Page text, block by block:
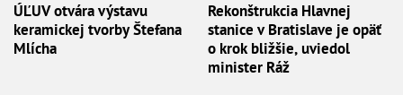
ÚĽUV otvára výstavu
keramickej tvorby Štefana
Mlícha
Rekonštrukcia Hlavnej
stanice v Bratislave je opäť
o krok bližšie, uviedol
minister Ráž